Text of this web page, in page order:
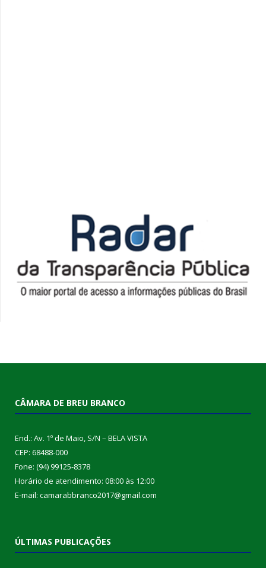
CÂMARA DE BREU BRANCO
End.: Av. 1º de Maio, S/N – BELA VISTA
CEP: 68488-000
Fone: (94) 99125-8378
Horário de atendimento: 08:00 às 12:00
E-mail: camarabbranco2017@gmail.com
ÚLTIMAS PUBLICAÇÕES